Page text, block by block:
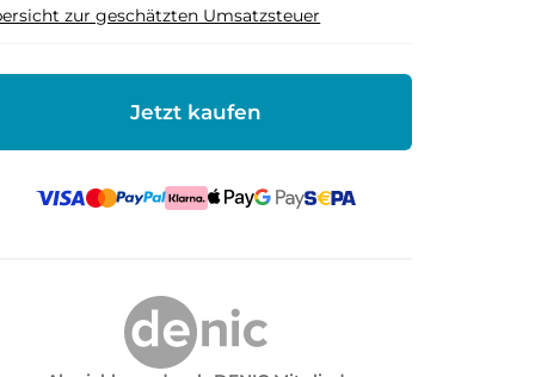
zur geschätzten Umsatzsteuer
Jetzt kaufen